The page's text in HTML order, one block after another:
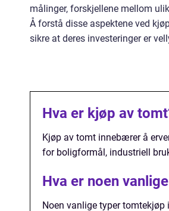
målinger, forskjellene mellom
Å forstå disse aspektene ved
sikre at deres investeringer er
Hva er kjøp av
Kjøp av tomt innebærer å
for boligformål, industriell
Hva er noen
Noen vanlige typer